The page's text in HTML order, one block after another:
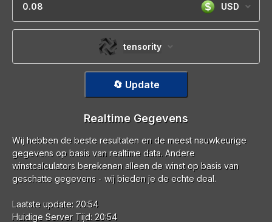
USD
tensority
🔄 Update
Realtime Gegevens
Wij hebben de beste resultaten en de meest nauwkeurige
gegevens op basis van realtime data. Andere
winstcalculators berekenen alleen de winst op basis van
geschatte gegevens - wij bieden je de echte deal.
Laatste update: 20:54
Huidige Server Tijd: 20:54